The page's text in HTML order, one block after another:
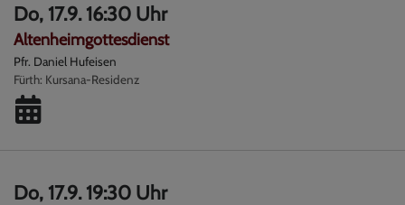
Do, 17.9. 16:30 Uhr
Altenheimgottesdienst
Pfr. Daniel Hufeisen
Fürth Kursana-Residenz
Do, 17.9. 19:30 Uhr